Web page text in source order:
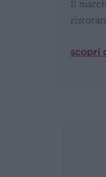
Il
scopri